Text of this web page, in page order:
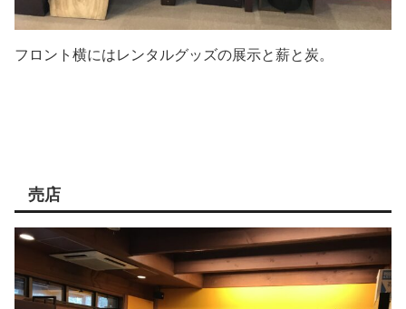
フロント横にはレンタルグッズの展示と薪と炭。
売店